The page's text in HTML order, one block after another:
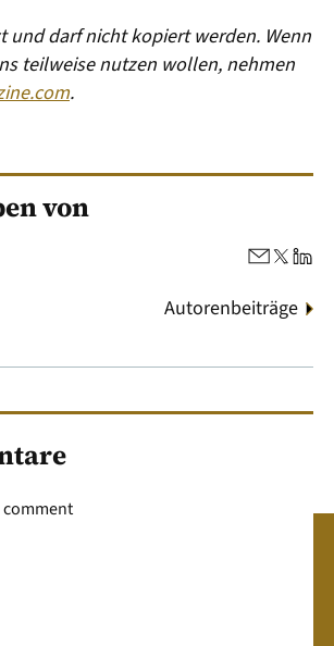
darf nicht kopiert werden. Wenn
teilweise nutzen wollen, nehmen
.
von
Autorenbeiträge